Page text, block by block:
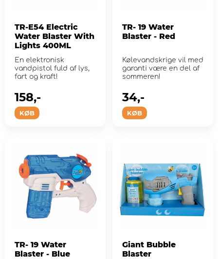
TR-E54 Electric
Water Blaster With
Lights 400ML
En elektronisk
vandpistol fuld af lys,
fart og kraft!
KØB
158,-
TR- 19 Water
Blaster - Red
Kølevandskrige vil med
garanti være en del af
sommeren!
KØB
34,-
TR- 19 Water
Blaster - Blue
Giant Bubble
Blaster